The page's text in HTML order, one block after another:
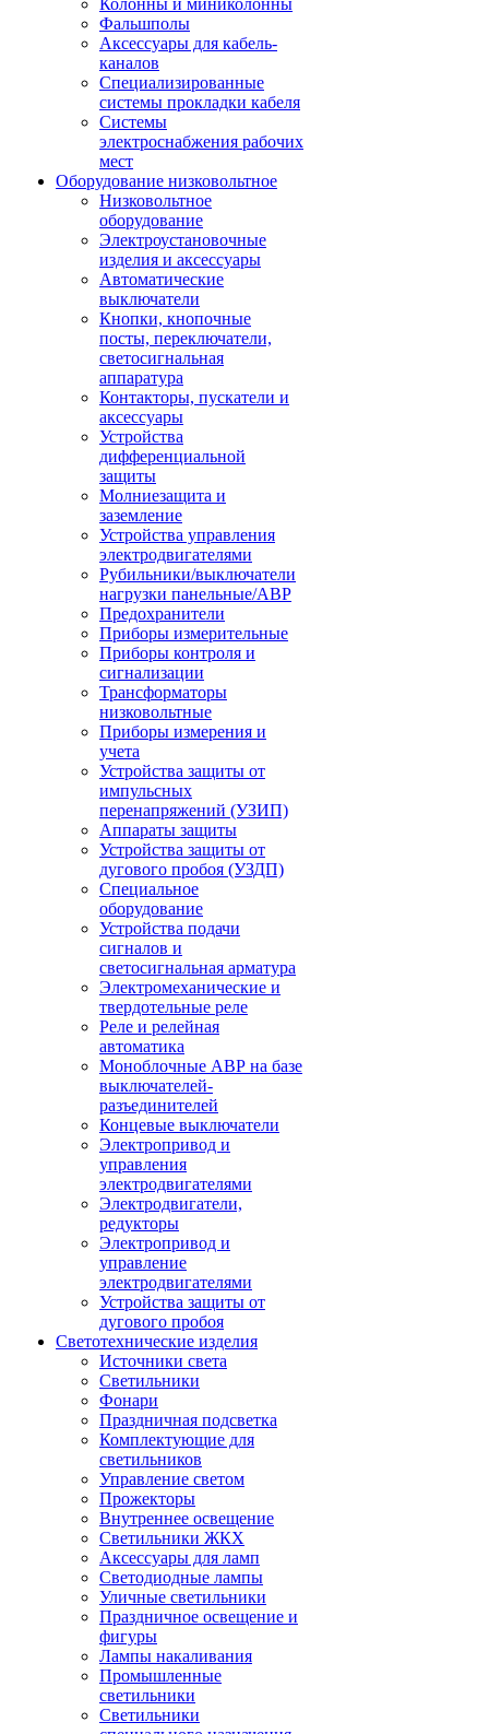
Колонны и миниколонны
Фальшполы
Аксессуары для кабель-
каналов
Специализированные
системы прокладки кабеля
Системы
электроснабжения рабочих
мест
Оборудование низковольтное
Низковольтное
оборудование
Электроустановочные
изделия и аксессуары
Автоматические
выключатели
Кнопки, кнопочные
посты, переключатели,
светосигнальная
аппаратура
Контакторы, пускатели и
аксессуары
Устройства
дифференциальной
защиты
Молниезащита и
заземление
Устройства управления
электродвигателями
Рубильники/выключатели
нагрузки панельные/АВР
Предохранители
Приборы измерительные
Приборы контроля и
сигнализации
Трансформаторы
низковольтные
Приборы измерения и
учета
Устройства защиты от
импульсных
перенапряжений (УЗИП)
Аппараты защиты
Устройства защиты от
дугового пробоя (УЗДП)
Специальное
оборудование
Устройства подачи
сигналов и
светосигнальная арматура
Электромеханические и
твердотельные реле
Реле и релейная
автоматика
Моноблочные АВР на базе
выключателей-
разъединителей
Концевые выключатели
Электропривод и
управления
электродвигателями
Электродвигатели,
редукторы
Электропривод и
управление
электродвигателями
Устройства защиты от
дугового пробоя
Светотехнические изделия
Источники света
Светильники
Фонари
Праздничная подсветка
Комплектующие для
светильников
Управление светом
Прожекторы
Внутреннее освещение
Светильники ЖКХ
Аксессуары для ламп
Светодиодные лампы
Уличные светильники
Праздничное освещение и
фигуры
Лампы накаливания
Промышленные
светильники
Светильники